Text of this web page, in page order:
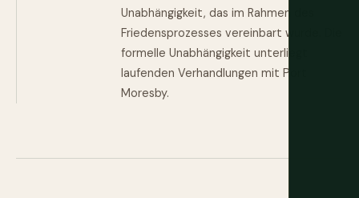
Unabhängigkeit, das im Rahmen des
Friedensprozesses vereinbart wurde. Die
formelle Unabhängigkeit unterliegt
laufenden Verhandlungen mit Port
Moresby.